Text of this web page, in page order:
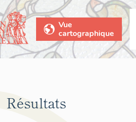
Vue
cartographique
Résultats